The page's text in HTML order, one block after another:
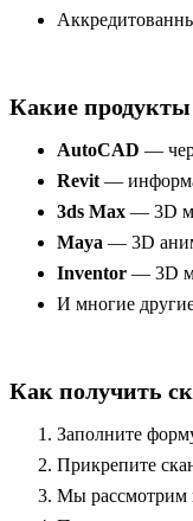
Какие
AutoCAD —
Revit —
3ds Max — 3D
Maya — 3D
Inventor — 3D
И многие
Как получить
Заполните
Прикрепите
Мы рассмотрим